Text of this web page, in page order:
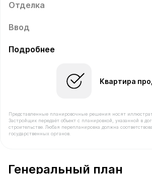
Отделка
Ввод
Подробнее
Квартира
Представленные планировочные решения носят
Застройщик передаёт объект с планировкой, указанной в
строительстве. Любая перепланировка должна
государственных органов.
Генеральный план